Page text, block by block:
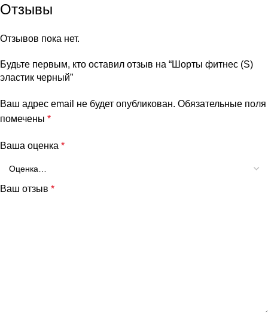
Отзывы
Отзывов пока нет.
Будьте первым, кто оставил отзыв на “Шорты фитнес (S)
эластик черный”
Ваш адрес email не будет опубликован. Обязательные поля
помечены *
Ваша оценка *
Ваш отзыв *